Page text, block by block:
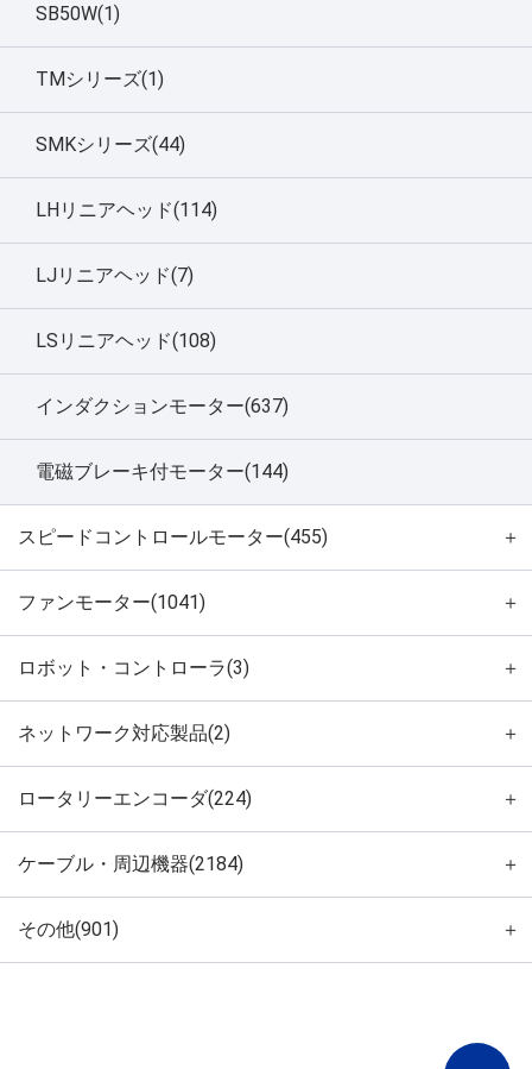
SB50W(1)
TMシリーズ(1)
SMKシリーズ(44)
LHリニアヘッド(114)
LJリニアヘッド(7)
LSリニアヘッド(108)
インダクションモーター(637)
電磁ブレーキ付モーター(144)
スピードコントロールモーター(455) ＋
ファンモーター(1041) ＋
ロボット・コントローラ(3) ＋
ネットワーク対応製品(2) ＋
ロータリーエンコーダ(224) ＋
ケーブル・周辺機器(2184) ＋
その他(901) ＋